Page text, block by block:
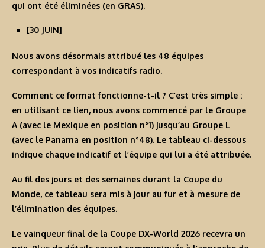
qui ont été éliminées (en GRAS).
[30 JUIN]
Nous avons désormais attribué les 48 équipes
correspondant à vos indicatifs radio.
Comment ce format fonctionne-t-il ? C’est très simple :
en utilisant ce lien, nous avons commencé par le Groupe
A (avec le Mexique en position n°1) jusqu’au Groupe L
(avec le Panama en position n°48). Le tableau ci-dessous
indique chaque indicatif et l’équipe qui lui a été attribuée.
Au fil des jours et des semaines durant la Coupe du
Monde, ce tableau sera mis à jour au fur et à mesure de
l’élimination des équipes.
Le vainqueur final de la Coupe DX-World 2026 recevra un